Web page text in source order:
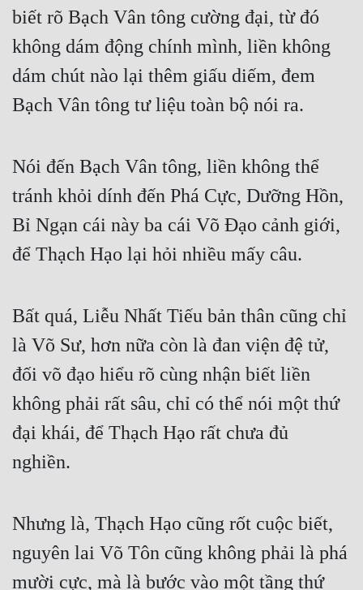
Góc Nhìn Nữ
Huyền Huyễn
Huyền Nghi
Hài Hước
Hệ Thống
Học Đường
Khoa Huyễn
Kỳ Huyễn
Kỳ Ảo
Linh Dị
Lịch Sử
Mưu Mô
biết rõ Bạch Vân tông cường đại, từ đó
không dám động chính mình, liền không
dám chút nào lại thêm giấu diếm, đem
Bạch Vân tông tư liệu toàn bộ nói ra.
Nói đến Bạch Vân tông, liền không thể
tránh khỏi dính đến Phá Cực, Dưỡng Hồn,
Bỉ Ngạn cái này ba cái Võ Đạo cảnh giới,
để Thạch Hạo lại hỏi nhiều mấy câu.
Bất quá, Liễu Nhất Tiếu bản thân cũng chỉ
là Võ Sư, hơn nữa còn là đan viện đệ tử,
đối võ đạo hiểu rõ cùng nhận biết liền
không phải rất sâu, chỉ có thể nói một thứ
đại khái, để Thạch Hạo rất chưa đủ
nghiền.
Nhưng là, Thạch Hạo cũng rốt cuộc biết,
nguyên lai Võ Tôn cũng không phải là phá
mười cực, mà là bước vào một tầng thứ